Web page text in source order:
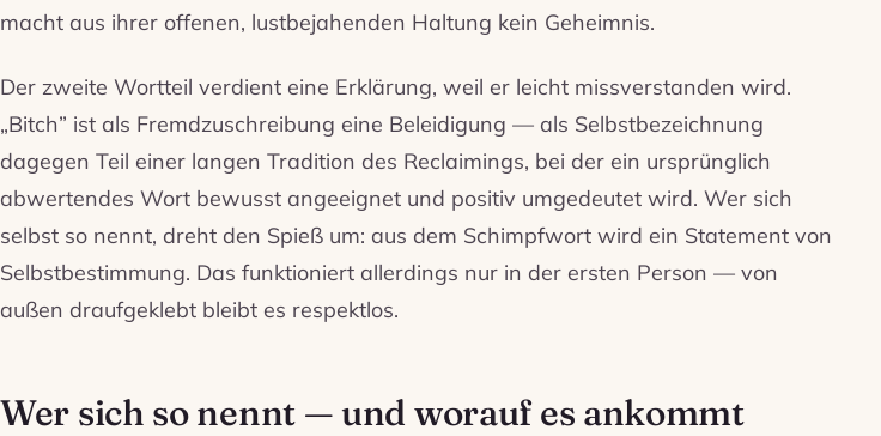
macht aus ihrer offenen, lustbejahenden Haltung kein Geheimnis.
Der zweite Wortteil verdient eine Erklärung, weil er leicht missverstanden wird.
„Bitch” ist als Fremdzuschreibung eine Beleidigung — als Selbstbezeichnung
dagegen Teil einer langen Tradition des Reclaimings, bei der ein ursprünglich
abwertendes Wort bewusst angeeignet und positiv umgedeutet wird. Wer sich
selbst so nennt, dreht den Spieß um: aus dem Schimpfwort wird ein Statement von
Selbstbestimmung. Das funktioniert allerdings nur in der ersten Person — von
außen draufgeklebt bleibt es respektlos.
Wer sich so nennt — und worauf es ankommt